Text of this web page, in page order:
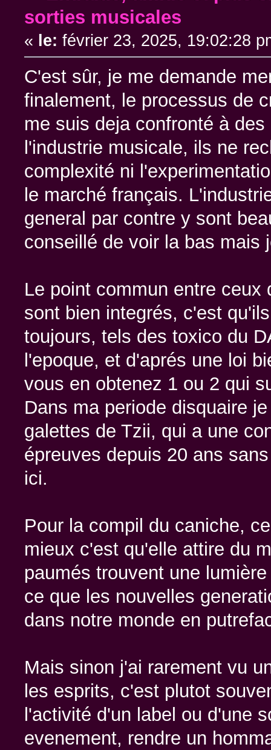
sorties musicales
« le: février 23, 2025, 19:02:28
C'est sûr, je me demande
finalement, le processus de
me suis deja confronté à
l'industrie musicale, ils ne
complexité ni
le marché français.
general par contre y sont
conseillé de voir la bas mais
Le point commun entre
sont bien integrés, c'est
toujours, tels des toxico du
l'epoque, et d'aprés une loi
vous en obtenez 1 ou 2 qui
Dans ma periode disquaire
galettes de Tzii, qui a une
épreuves depuis 20 ans
ici.
Pour la compil du caniche,
mieux c'est qu'elle attire du
paumés trouvent une
ce que les nouvelles
dans notre monde en
Mais sinon j'ai rarement vu
les esprits, c'est plutot
l'activité d'un label ou d'une
evenement, rendre un